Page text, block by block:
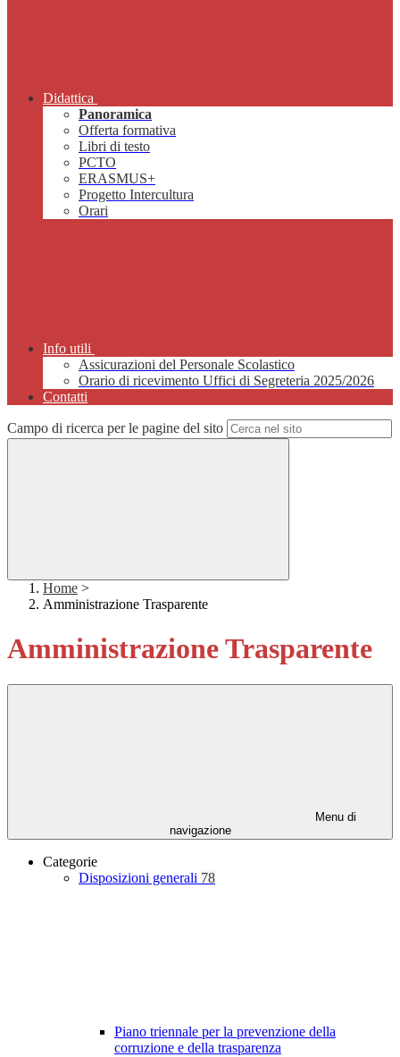
Didattica
Panoramica
Offerta formativa
Libri di testo
PCTO
ERASMUS+
Progetto Intercultura
Orari
Info utili
Assicurazioni del Personale Scolastico
Orario di ricevimento Uffici di Segreteria 2025/2026
Contatti
Campo di ricerca per le pagine del sito
Home >
Amministrazione Trasparente
Amministrazione Trasparente
Menu di
navigazione
Categorie
Disposizioni generali 78
Piano triennale per la prevenzione della
corruzione e della trasparenza